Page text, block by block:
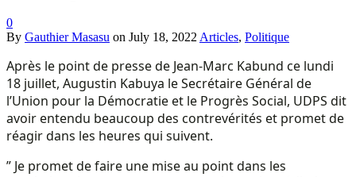
0
By Gauthier Masasu on July 18, 2022 Articles, Politique
Après le point de presse de Jean-Marc Kabund ce lundi
18 juillet, Augustin Kabuya le Secrétaire Général de
l’Union pour la Démocratie et le Progrès Social, UDPS dit
avoir entendu beaucoup des contrevérités et promet de
réagir dans les heures qui suivent.
” Je promet de faire une mise au point dans les